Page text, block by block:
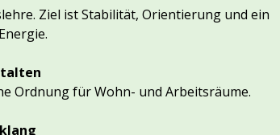
Ziel ist Stabilität, Orientierung und ein
Ordnung für Wohn- und Arbeitsräume.